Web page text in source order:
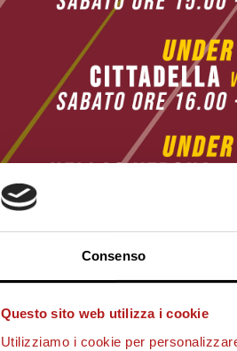
Consenso
Questo sito web utilizza i cookie
Utilizziamo i cookie per